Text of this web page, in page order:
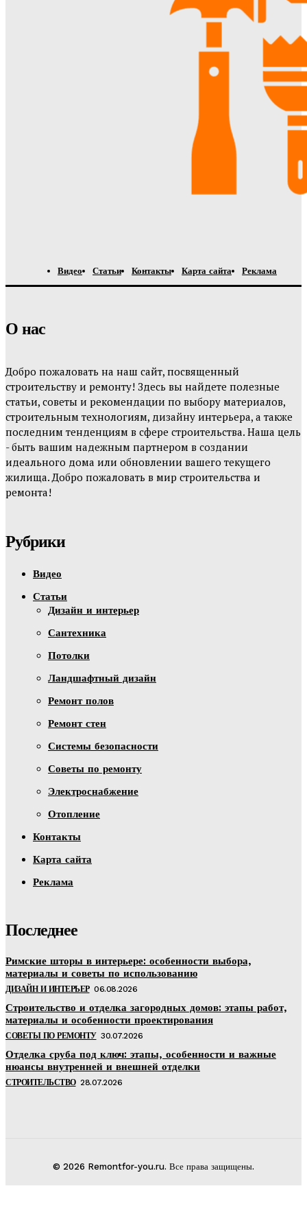
Видео Статьи Контакты Карта сайта Реклама
О нас
Добро пожаловать на наш сайт, посвященный
строительству и ремонту! Здесь вы найдете полезные
статьи, советы и рекомендации по выбору материалов,
строительным технологиям, дизайну интерьера, а также
последним тенденциям в сфере строительства. Наша цель
- быть вашим надежным партнером в создании
идеального дома или обновлении вашего текущего
жилища. Добро пожаловать в мир строительства и
ремонта!
Рубрики
Видео
Статьи
Дизайн и интерьер
Сантехника
Потолки
Ландшафтный дизайн
Ремонт полов
Ремонт стен
Системы безопасности
Советы по ремонту
Электроснабжение
Отопление
Контакты
Карта сайта
Реклама
Последнее
Римские шторы в интерьере: особенности выбора,
материалы и советы по использованию
ДИЗАЙН И ИНТЕРЬЕР 06.08.2026
Строительство и отделка загородных домов: этапы работ,
материалы и особенности проектирования
СОВЕТЫ ПО РЕМОНТУ 30.07.2026
Отделка сруба под ключ: этапы, особенности и важные
нюансы внутренней и внешней отделки
СТРОИТЕЛЬСТВО 28.07.2026
© 2026 Remontfor-you.ru. Все права защищены.